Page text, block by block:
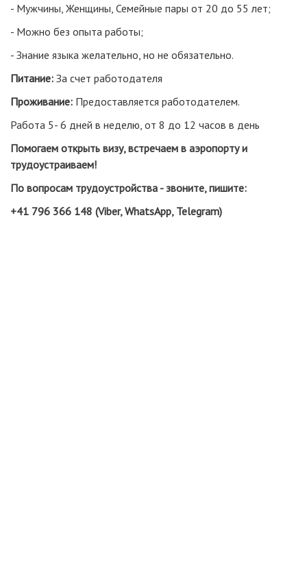
- Мужчины, Женщины, Семейные пары от 20 до 55 лет;
- Можно без опыта работы;
- Знание языка желательно, но не обязательно.
Питание: За счет работодателя
Проживание: Предоставляется работодателем.
Работа 5- 6 дней в неделю, от 8 до 12 часов в день
Помогаем открыть визу, встречаем в аэропорту и
трудоустраиваем!
По вопросам трудоустройства - звоните, пишите:
+41 796 366 148 (Viber, WhatsApp, Telegram)